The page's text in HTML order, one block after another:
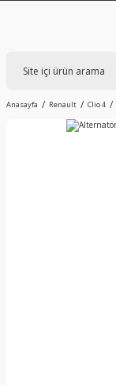
Anasayfa Renault Clio 4